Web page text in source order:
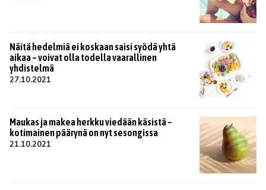
Näitä hedelmiä ei koskaan saisi syödä yhtä
aikaa – voivat olla todella vaarallinen
yhdistelmä
27.10.2021
Maukas ja makea herkku viedään käsistä –
kotimainen päärynä on nyt sesongissa
21.10.2021